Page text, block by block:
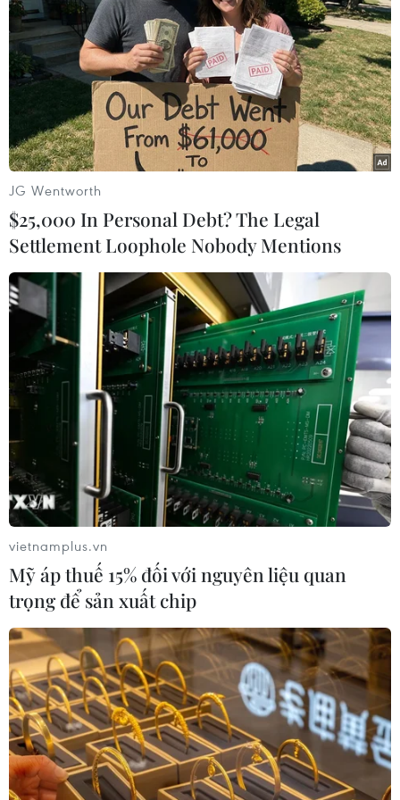
Đêm 19/9, nhiều vùng trên cả nước có
mưa vừa đến mưa to
19/09/2020 13:32
Dự báo, khu vực Hà Nội đêm 19/9 và sáng 20/9 có
mưa vừa, có nơi mưa to và dông với lượng mưa phổ
biến 30-60mm/24 giờ; trong mưa dông có khả năng
xảy ra lốc, sét và gió giật mạnh.
Vùng núi Bắc Bộ mưa lớn nhiều ngày, đề
phòng lũ quét và sạt lở đất
JG Wentworth
$25,000 In Personal Debt? The Legal
Settlement Loophole Nobody Mentions
vietnamplus.vn
Mỹ áp thuế 15% đối với nguyên liệu quan
trọng để sản xuất chip